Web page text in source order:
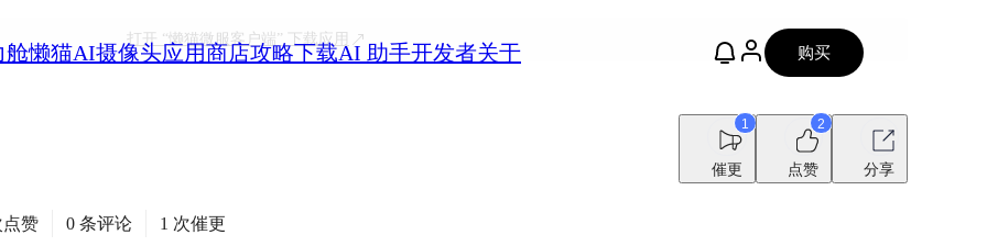
舱懒猫AI摄像头应用商店攻略下载AI 助手开发者关于 购买
打开 “懒猫微服客户端”下载应用
1
催更
2
点赞 分享
点赞 0 条评论 1 次催更